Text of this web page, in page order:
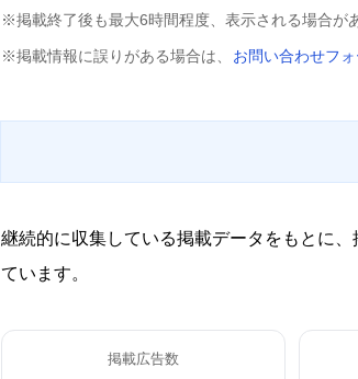
※掲載終了後も最大6時間程度、表示される場合が
※掲載情報に誤りがある場合は、 お問い合わせフォ
継続的に収集している掲載データをもとに
ています。
掲載広告数